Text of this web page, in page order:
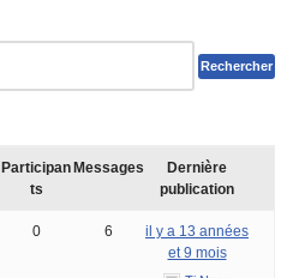
Participan
ts
Messages
Dernière
publication
0 6
il y a 13 années
et 9 mois